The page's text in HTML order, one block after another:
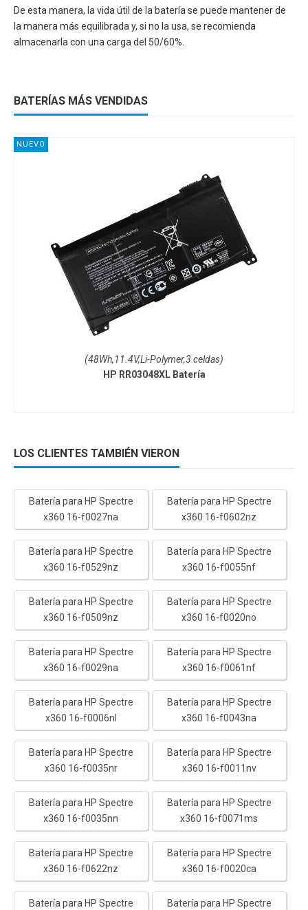
De esta manera, la vida útil de la batería se puede mantener de
la manera más equilibrada y, si no la usa, se recomienda
almacenarla con una carga del 50/60%.
BATERÍAS MÁS VENDIDAS
NUEVO
(48Wh,11.4V,Li-Polymer,3 celdas)
HP RR03048XL Batería
LOS CLIENTES TAMBIÉN VIERON
Batería para HP Spectre
x360 16-f0027na
Batería para HP Spectre
x360 16-f0602nz
Batería para HP Spectre
x360 16-f0529nz
Batería para HP Spectre
x360 16-f0055nf
Batería para HP Spectre
x360 16-f0509nz
Batería para HP Spectre
x360 16-f0020no
Batería para HP Spectre
x360 16-f0029na
Batería para HP Spectre
x360 16-f0061nf
Batería para HP Spectre
x360 16-f0006nl
Batería para HP Spectre
x360 16-f0043na
Batería para HP Spectre
x360 16-f0035nr
Batería para HP Spectre
x360 16-f0011nv
Batería para HP Spectre
x360 16-f0035nn
Batería para HP Spectre
x360 16-f0071ms
Batería para HP Spectre
x360 16-f0622nz
Batería para HP Spectre
x360 16-f0020ca
Batería para HP Spectre
Batería para HP Spectre